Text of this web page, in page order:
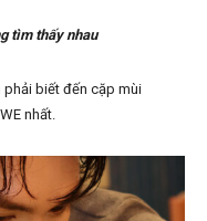
tìm thấy nhau
phải biết đến cặp mùi
nhất.